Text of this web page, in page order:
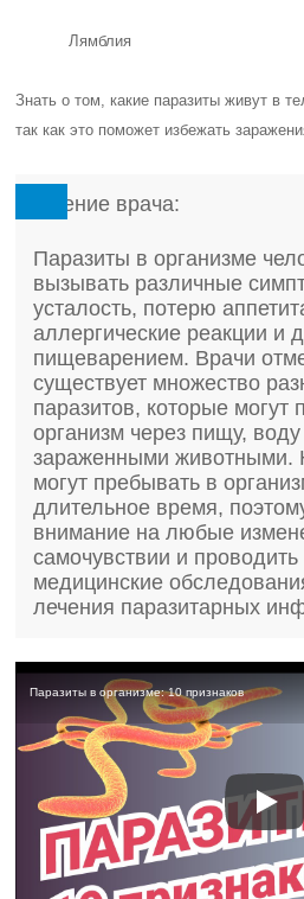
Лямблия
Знать о том, какие паразиты живут в
так как это поможет избежать
Мнение врача:
Паразиты в организме
вызывать различные
усталость, потерю
аллергические реакции и
пищеварением. Врачи
существует множество
паразитов, которые могут
организм через пищу, воду
зараженными животными.
могут пребывать в
длительное время,
внимание на любые
самочувствии и
медицинские
лечения паразитарных
Паразиты в организме: 10 признаков